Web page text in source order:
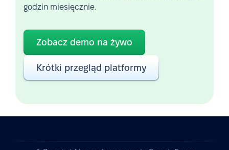
godzin miesięcznie.
Zobacz demo na żywo
Krótki przegląd platformy